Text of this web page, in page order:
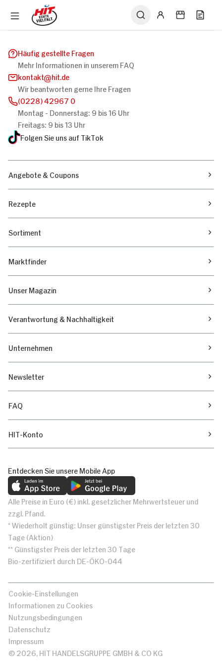
Häufig gestellte Fragen
Mehr Informationen in unserem FAQ
kontakt
hit.de
Wir beantworten gerne Ihre Fragen
(0228) 42967 0
Montag - Donnerstag: 9 bis 16 Uhr
Freitags: 9 bis 13 Uhr
Folgen Sie uns auf TikTok
Angebote & Coupons
Rezepte
Sortiment
Marktfinder
Unser Magazin
Verantwortung & Nachhaltigkeit
Unternehmen
Newsletter
FAQ
HIT-Konto
Entdecken Sie unsere Mobile App
Alle Preise in Euro (€) inkl. gesetzlicher Mehrwertsteuer und
zzgl. Pfand.
* Wiederholt günstig: Unser günstigster Preis der letzten 30
Tage (Aktion)
** Günstigster Preis der letzten 30 Tage
Bio-zertifiziert durch DE-ÖKO-044
Cookie-Einstellungen
Informationen zu Cookies
Nutzungsbedingungen
Datenschutz
Impressum
© 2026, HIT HANDELSGRUPPE GMBH & CO KG